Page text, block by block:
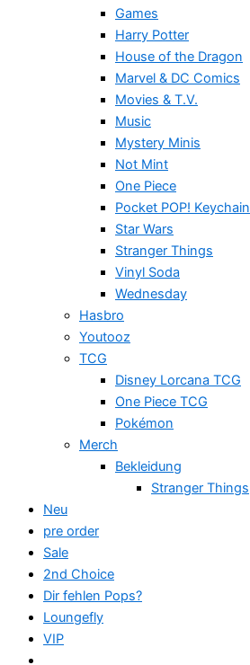
Games
Harry Potter
House of the Dragon
Marvel & DC Comics
Movies & T.V.
Music
Mystery Minis
Not Mint
One Piece
Pocket POP! Keychain
Star Wars
Stranger Things
Vinyl Soda
Wednesday
Hasbro
Youtooz
TCG
Disney Lorcana TCG
One Piece TCG
Pokémon
Merch
Bekleidung
Stranger Things
Neu
pre order
Sale
2nd Choice
Dir fehlen Pops?
Loungefly
VIP